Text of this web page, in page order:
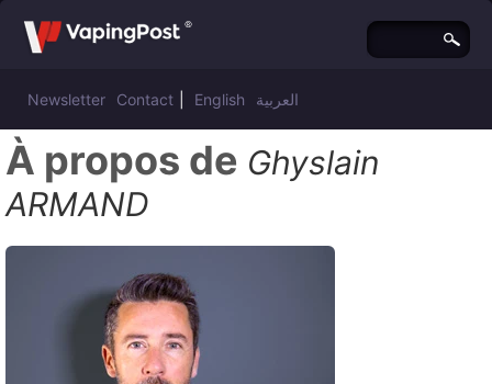
Newsletter Contact English العربية
À propos de Ghyslain
ARMAND